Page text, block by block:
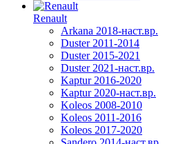
Renault
Arkana 2018-наст.вр.
Duster 2011-2014
Duster 2015-2021
Duster 2021-наст.вр.
Kaptur 2016-2020
Kaptur 2020-наст.вр.
Koleos 2008-2010
Koleos 2011-2016
Koleos 2017-2020